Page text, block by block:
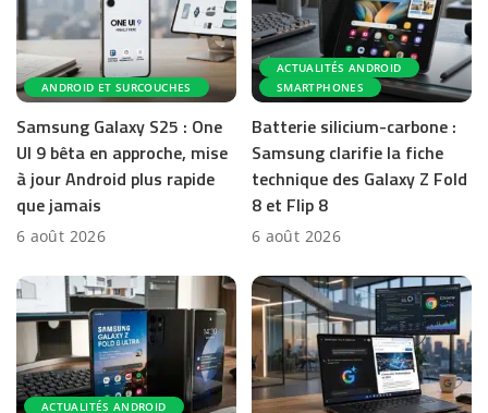
ANDROID ET SURCOUCHES
Samsung Galaxy S25 : One
UI 9 bêta en approche, mise
à jour Android plus rapide
que jamais
6 août 2026
ACTUALITÉS ANDROID
SMARTPHONES
Batterie silicium-carbone :
Samsung clarifie la fiche
technique des Galaxy Z Fold
8 et Flip 8
6 août 2026
ACTUALITÉS ANDROID